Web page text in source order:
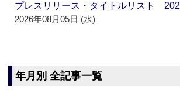
プレスリリース・タイトルリスト
2026年08月05日 (水)
年月別 全記事一覧